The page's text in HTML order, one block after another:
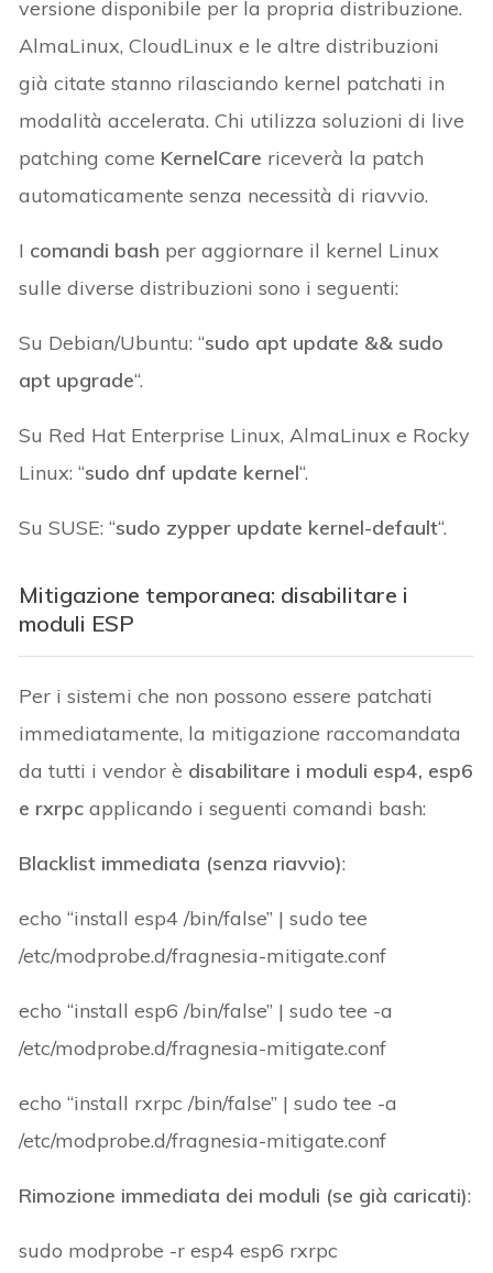
versione disponibile per la propria distribuzione.
AlmaLinux, CloudLinux e le altre distribuzioni
già citate stanno rilasciando kernel patchati in
modalità accelerata. Chi utilizza soluzioni di live
patching come KernelCare riceverà la patch
automaticamente senza necessità di riavvio.
I comandi bash per aggiornare il kernel Linux
sulle diverse distribuzioni sono i seguenti:
Su Debian/Ubuntu: “sudo apt update && sudo
apt upgrade“.
Su Red Hat Enterprise Linux, AlmaLinux e Rocky
Linux: “sudo dnf update kernel“.
Su SUSE: “sudo zypper update kernel-default“.
Mitigazione temporanea: disabilitare i
moduli ESP
Per i sistemi che non possono essere patchati
immediatamente, la mitigazione raccomandata
da tutti i vendor è disabilitare i moduli esp4, esp6
e rxrpc applicando i seguenti comandi bash:
Blacklist immediata (senza riavvio):
echo “install esp4 /bin/false” | sudo tee
/etc/modprobe.d/fragnesia-mitigate.conf
echo “install esp6 /bin/false” | sudo tee -a
/etc/modprobe.d/fragnesia-mitigate.conf
echo “install rxrpc /bin/false” | sudo tee -a
/etc/modprobe.d/fragnesia-mitigate.conf
Rimozione immediata dei moduli (se già caricati):
sudo modprobe -r esp4 esp6 rxrpc